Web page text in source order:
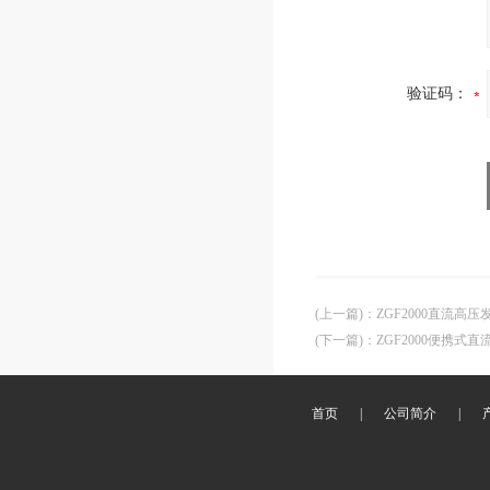
验证码：
(上一篇) ： ZGF2000直流高压
(下一篇) ： ZGF2000便携式直
首页 公司简介